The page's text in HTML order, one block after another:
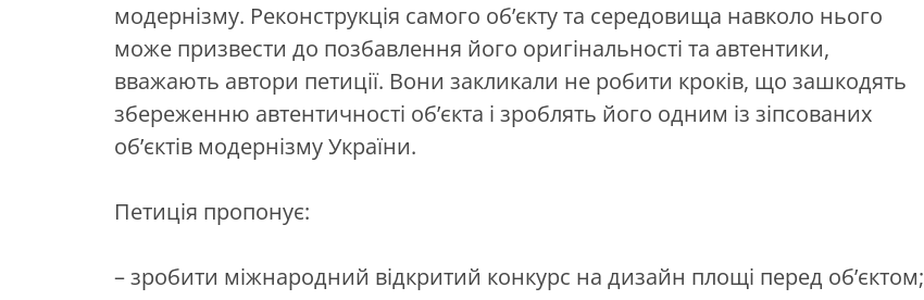
модернізму. Реконструкція самого об’єкту та середовища навколо нього
може призвести до позбавлення його оригінальності та автентики,
вважають автори петиції. Вони закликали не робити кроків, що зашкодять
збереженню автентичності об’єкта і зроблять його одним із зіпсованих
об’єктів модернізму України.
Петиція пропонує:
– зробити міжнародний відкритий конкурс на дизайн площі перед об’єктом;